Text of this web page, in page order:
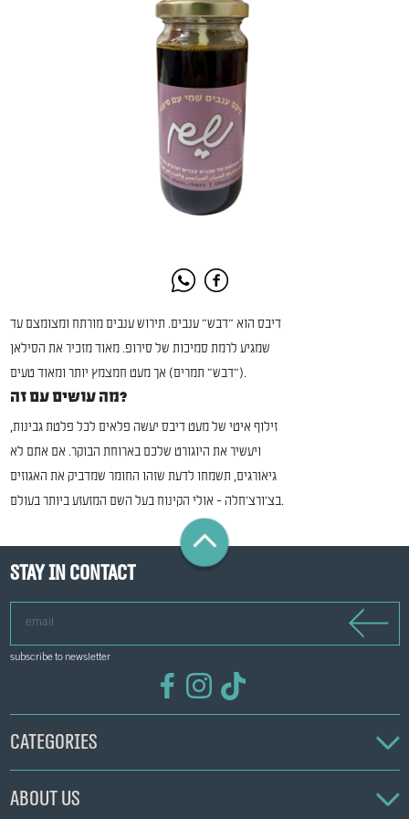
דיבס הוא "דבש" ענבים. תירוש ענבים מורתח ומצומצם עד
שמגיע לרמת סמיכות של סירופ. מאוד מזכיר את הסילאן
("דבש" תמרים) אך מעט חמצמץ יותר ומאוד טעים.
מה עושים עם זה?
זילוף איטי של מעט דיבס יעשה פלאים לכל פלטת גבינות,
ויעשיר את היוגורט שלכם בארוחת הבוקר. אם אתם לא
גיאורגים, תשמחו לדעת שזהו החומר שמדביק את האגוזים
בצ'ורצ'חלה - אולי הקינוח בעל השם המזעזע ביותר בעולם.
Stay in contact
subscribe to newsletter
Categories
About us